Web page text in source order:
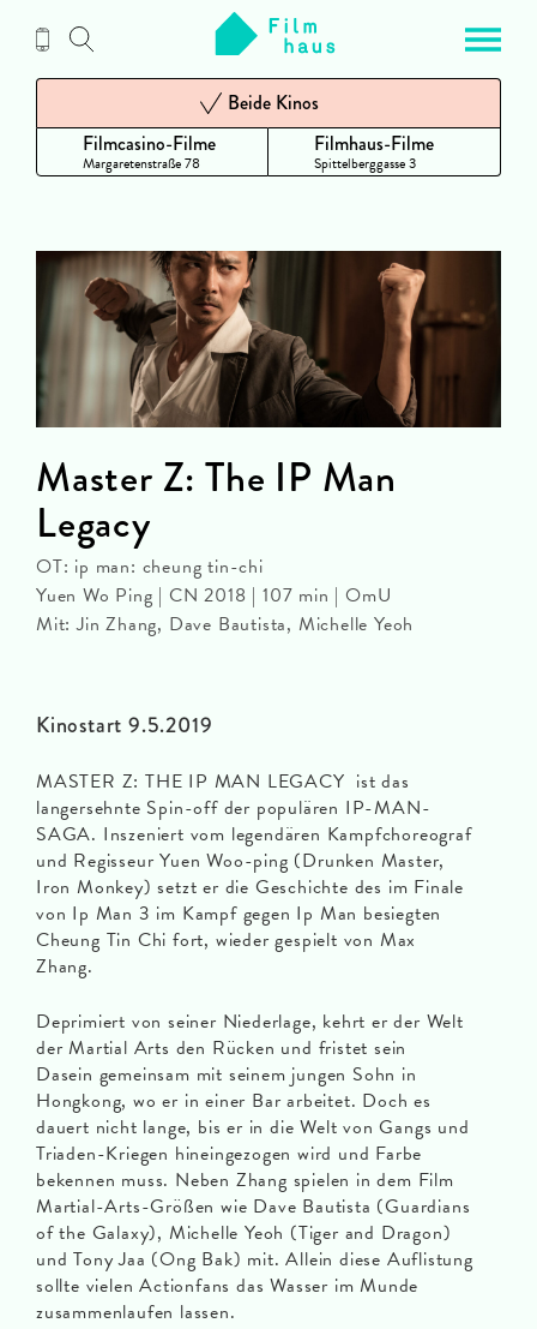
Inhalt
Filmcasino-Filme
Margaretenstraße 78
Beide Kinos
Filmhaus-Filme
Spittelberggasse 3
Kinostart 9.5.2019
MASTER Z: THE IP MAN LEGACY ist das
langersehnte Spin-off der populären IP-MAN-
SAGA. Inszeniert vom legendären Kampfchoreograf
und Regisseur Yuen Woo-ping (Drunken Master,
Iron Monkey) setzt er die Geschichte des im Finale
von Ip Man 3 im Kampf gegen Ip Man besiegten
Cheung Tin Chi fort, wieder gespielt von Max
Zhang.
Deprimiert von seiner Niederlage, kehrt er der Welt
der Martial Arts den Rücken und fristet sein
Dasein gemeinsam mit seinem jungen Sohn in
Hongkong, wo er in einer Bar arbeitet. Doch es
dauert nicht lange, bis er in die Welt von Gangs und
Triaden-Kriegen hineingezogen wird und Farbe
bekennen muss. Neben Zhang spielen in dem Film
Martial-Arts-Größen wie Dave Bautista (Guardians
of the Galaxy), Michelle Yeoh (Tiger and Dragon)
und Tony Jaa (Ong Bak) mit. Allein diese Auflistung
sollte vielen Actionfans das Wasser im Munde
zusammenlaufen lassen.
Master Z: The IP Man
Legacy
OT: ip man: cheung tin-chi
Yuen Wo Ping | CN 2018 | 107 min | OmU
Mit: Jin Zhang, Dave Bautista, Michelle Yeoh